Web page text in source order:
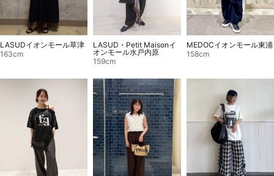
LASUDイオンモール草津
163cm
LASUD・Petit Maisonイ
オンモール水戸内原
159cm
MEDOCイオンモール東浦
158cm